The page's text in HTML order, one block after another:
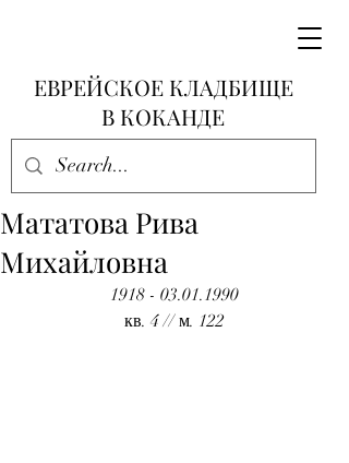
ЕВРЕЙСКОЕ КЛАДБИЩЕ
В КОКАНДЕ
Мататова Рива
Михайловна
1918 - 03.01.1990
кв. 4 // м. 122